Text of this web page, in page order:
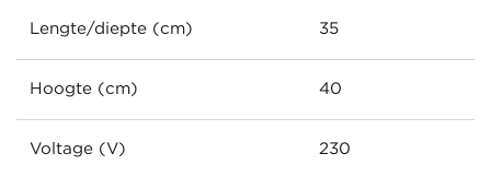
Lengte/diepte (cm) 35
Hoogte (cm) 40
Voltage (V) 230